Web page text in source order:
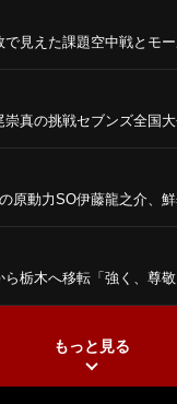
で見えた課題空中戦とモ
崇真の挑戦セブンズ全国
原動力SO伊藤龍之介、
ら栃木へ移転「強く、尊
もっと見る